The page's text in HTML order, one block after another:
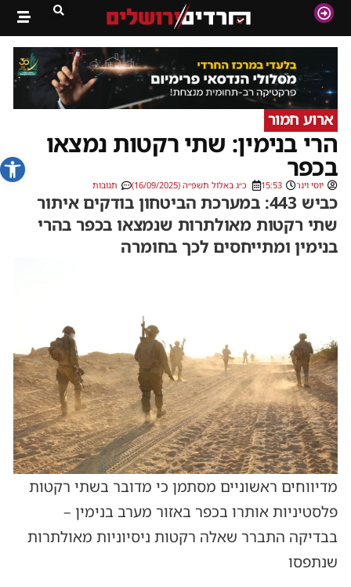
פתח
ארוע חמור
הרי בנימין: שתי רקטות נמצאו
בכפר
יוסי וינר 15:53 כ״ג באלול תשפ״ה (16/09/2025) תגובות
כביש 443: במערכת הביטחון בודקים איתור
שתי רקטות מאולתרות שנמצאו בכפר בהרי
בנימין ומתייחסים לכך בחומרה
מדיווחים ראשוניים מסתמן כי מדובר בשתי רקטות
פלסטיניות אותרו בכפר באזור מערב בנימין –
בבדיקה התברר שאלה רקטות ניסיוניות מאולתרות
שנתפסו